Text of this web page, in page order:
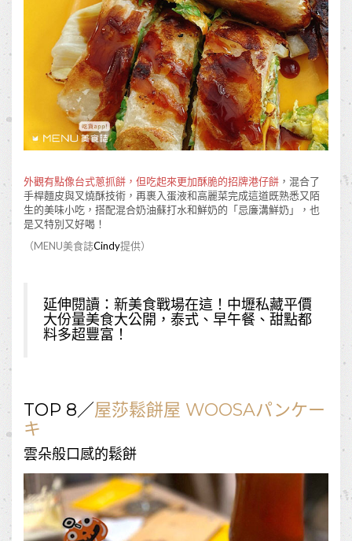
外觀有點像台式蔥抓餅，但吃起來更加酥脆的招牌港仔餅 ，混合了
手桿麵皮與叉燒酥技術，再裹入蛋液和高麗菜完成這道既熟悉又陌
生的美味小吃，搭配混合奶油蘇打水和鮮奶的「忌廉溝鮮奶」，也
是又特別又好喝！
（MENU美食誌Cindy提供）
延伸閱讀： 新美食戰場在這！中壢私藏平價
大份量美食大公開，泰式、早午餐、甜點都
料多超豐富！
TOP 8／屋莎鬆餅屋 WOOSAパンケー
キ
雲朵般口感的鬆餅